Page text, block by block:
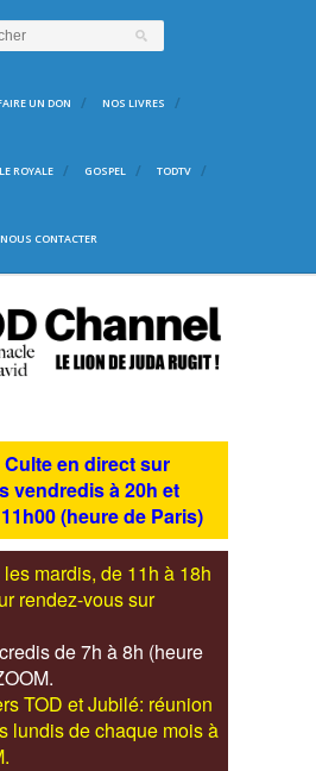
UN DON NOS LIVRES
ROYALE GOSPEL TODTV
NOUS CONTACTER
Culte en direct sur
vendredis à 20h et
(heure de Paris)
les mardis, de 11h à 18h
rendez-vous sur
de 7h à 8h (heure
TOD et Jubilé: réunion
lundis de chaque mois à